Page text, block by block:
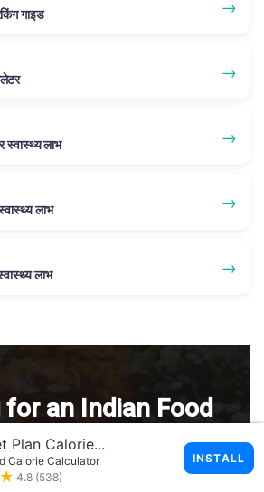
गाइड →
→
स्वास्थ्य लाभ →
लाभ →
लाभ →
an Indian Food
Calculator?
Try the Hint app